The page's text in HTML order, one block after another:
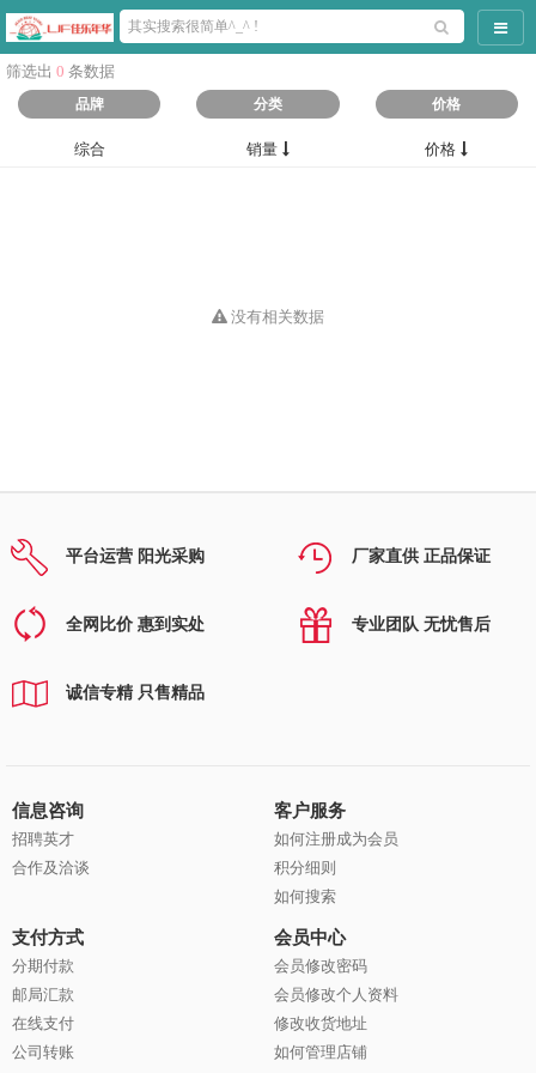
导航
筛选出 0 条数据
品牌 分类 价格
综合 销量 价格
没有相关数据
平台运营 阳光采购 厂家直供 正品保证
全网比价 惠到实处 专业团队 无忧售后
诚信专精 只售精品
信息咨询
招聘英才
合作及洽谈
客户服务
如何注册成为会员
积分细则
如何搜索
支付方式
分期付款
邮局汇款
在线支付
公司转账
会员中心
会员修改密码
会员修改个人资料
修改收货地址
如何管理店铺